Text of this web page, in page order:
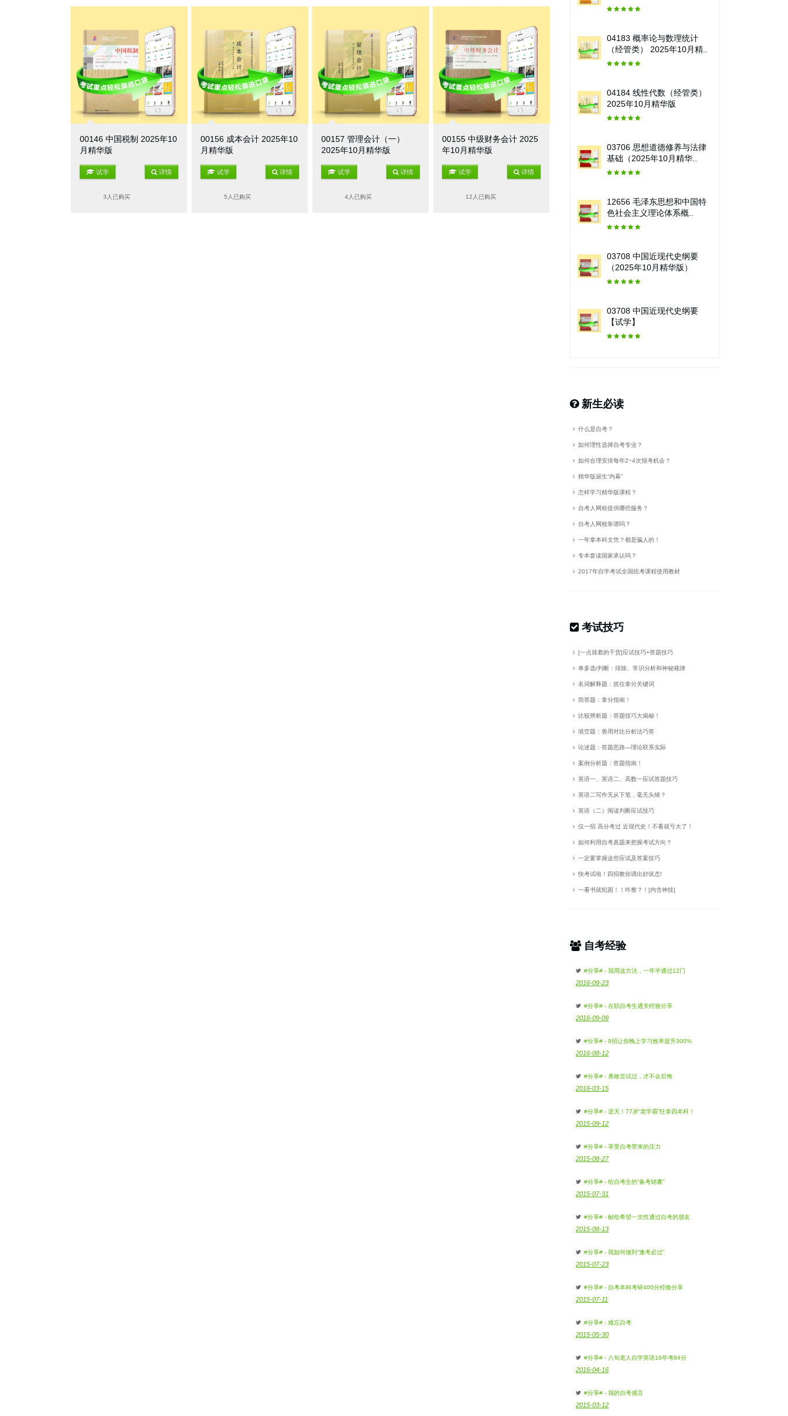
00146 中国税制 2025年10
月精华版
试学 详情
3人已购买
00156 成本会计 2025年10
月精华版
试学 详情
5人已购买
00157 管理会计（一）
2025年10月精华版
试学 详情
4人已购买
00155 中级财务会计 2025
年10月精华版
试学 详情
12人已购买
04183 概率论与数理统计
（经管类） 2025年10月精..
04184 线性代数（经管类）
2025年10月精华版
03706 思想道德修养与法律
基础（2025年10月精华..
12656 毛泽东思想和中国特
色社会主义理论体系概..
03708 中国近现代史纲要
（2025年10月精华版）
03708 中国近现代史纲要
【试学】
新生必读
什么是自考？
如何理性选择自考专业？
如何合理安排每年2~4次报考机会？
精华版诞生“内幕”
怎样学习精华版课程？
自考人网校提供哪些服务？
自考人网校靠谱吗？
一年拿本科文凭？都是骗人的！
专本套读国家承认吗？
2017年自学考试全国统考课程使用教材
考试技巧
[一点就着的干货]应试技巧+答题技巧
单多选/判断：排除、常识分析和神秘规律
名词解释题：抓住拿分关键词
简答题：拿分指南！
比较辨析题：答题技巧大揭秘！
填空题：善用对比分析法巧答
论述题：答题思路—理论联系实际
案例分析题：答题指南！
英语一、英语二、高数一应试答题技巧
英语二写作无从下笔，毫无头绪？
英语（二）阅读判断应试技巧
仅一招 高分考过 近现代史！不看就亏大了！
如何利用自考真题来把握考试方向？
一定要掌握这些应试及答案技巧
快考试啦！四招教你调出好状态!
一看书就犯困！！咋整？！[内含神技]
自考经验
#分享# - 我用这方法，一年半通过12门
2016-09-23
#分享# - 在职自考生通关经验分享
2016-09-09
#分享# - 9招让你晚上学习效率提升300%
2016-08-12
#分享# - 勇敢尝试过，才不会后悔
2016-03-15
#分享# - 逆天！77岁“老学霸”狂拿四本科！
2015-09-12
#分享# - 享受自考带来的压力
2015-08-27
#分享# - 给自考生的“备考锦囊”
2015-07-31
#分享# - 献给希望一次性通过自考的朋友
2015-08-13
#分享# - 我如何做到“逢考必过”
2015-07-23
#分享# - 自考本科考研400分经验分享
2015-07-11
#分享# - 难忘自考
2015-05-30
#分享# - 八旬老人自学英语16年考84分
2016-04-16
#分享# - 我的自考感言
2015-03-12